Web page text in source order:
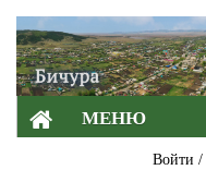
МЕНЮ
Войти /